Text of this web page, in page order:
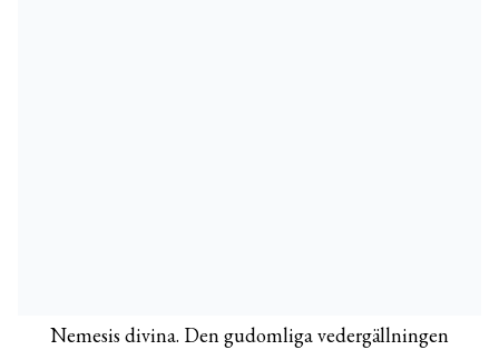
Nemesis divina. Den gudomliga vedergällningen